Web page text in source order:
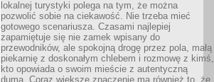
lokalnej turystyki polega na tym, że można
pozwolić sobie na ciekawość. Nie trzeba mieć
gotowego scenariusza. Czasami najlepiej
zapamiętuje się nie zamek wpisany do
przewodników, ale spokojną drogę przez pola, małą
piekarnię z doskonałym chlebem i rozmowę z kimś,
kto opowiada o swoim mieście z autentyczną
dumą. Coraz większe znaczenie ma również to, że